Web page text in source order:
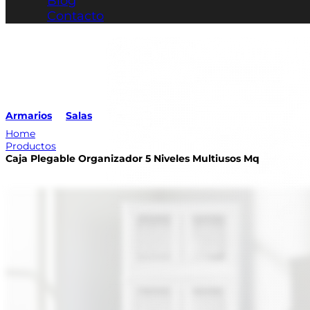
Contacto
Armarios
Salas
Home
Productos
Caja Plegable Organizador 5 Niveles Multiusos Mq